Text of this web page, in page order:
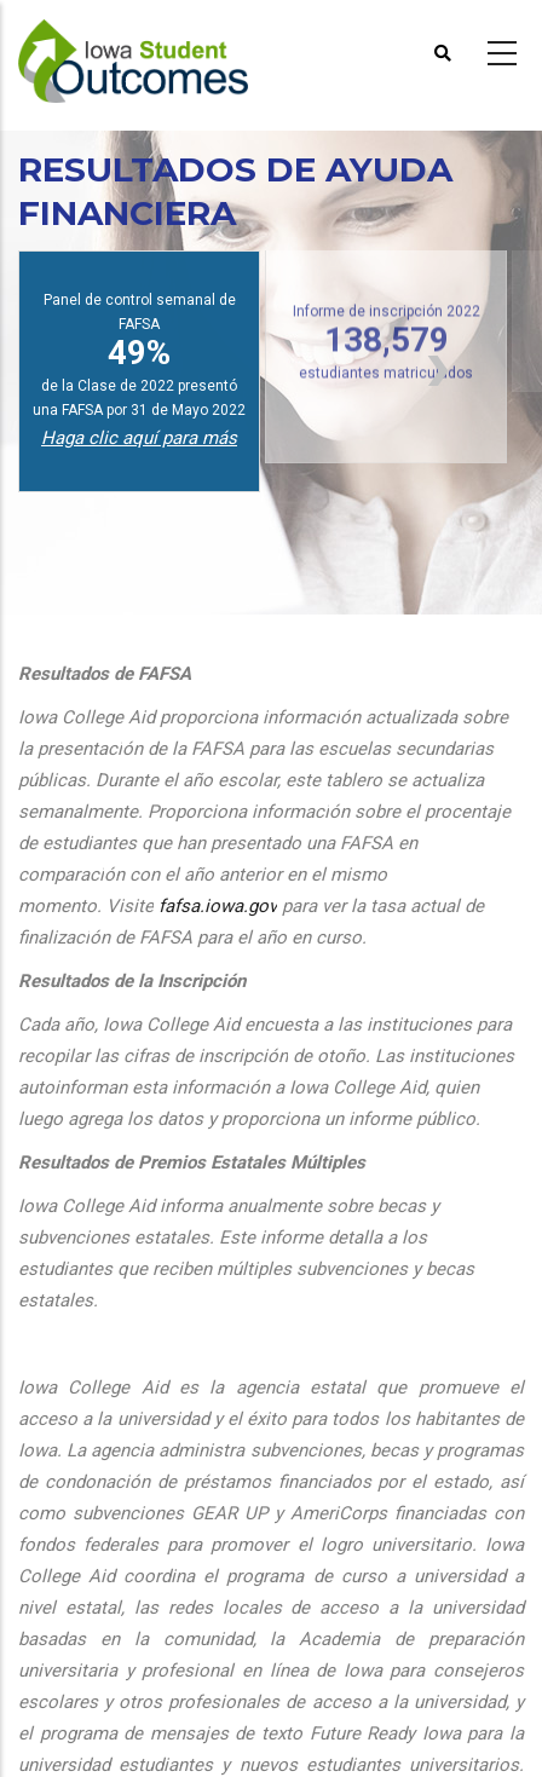
Pasar
contenido
principal
RESULTADOS DE AYUDA
FINANCIERA
Panel de control semanal de
FAFSA
49%
de la Clase de 2022 presentó
una FAFSA por 31 de Mayo 2022
Haga clic aquí para más
Informe de inscripción 2022
138,579
Resultados de FAFSA
Iowa College Aid proporciona información actualizada sobre
la presentación de la FAFSA para las escuelas secundarias
públicas. Durante el año escolar, este tablero se actualiza
semanalmente. Proporciona información sobre el procentaje
de estudiantes que han presentado una FAFSA en
comparación con el año anterior en el mismo
momento. Visite fafsa.iowa.gov para ver la tasa actual de
finalización de FAFSA para el año en curso.
Resultados de la Inscripción
Cada año, Iowa College Aid encuesta a las instituciones para
recopilar las cifras de inscripción de otoño. Las instituciones
autoinforman esta información a Iowa College Aid, quien
luego agrega los datos y proporciona un informe público.
Resultados de Premios Estatales Múltiples
Iowa College Aid informa anualmente sobre becas y
subvenciones estatales. Este informe detalla a los
estudiantes que reciben múltiples subvenciones y becas
estatales.
Iowa College Aid es la agencia estatal que promueve el
acceso a la universidad y el éxito para todos los habitantes de
Iowa. La agencia administra subvenciones, becas y programas
de condonación de préstamos financiados por el estado, así
como subvenciones GEAR UP y AmeriCorps financiadas con
fondos federales para promover el logro universitario. Iowa
College Aid coordina el programa de curso a universidad a
nivel estatal, las redes locales de acceso a la universidad
basadas en la comunidad, la Academia de preparación
universitaria y profesional en línea de Iowa para consejeros
escolares y otros profesionales de acceso a la universidad, y
el programa de mensajes de texto Future Ready Iowa para la
universidad estudiantes y nuevos estudiantes universitarios.